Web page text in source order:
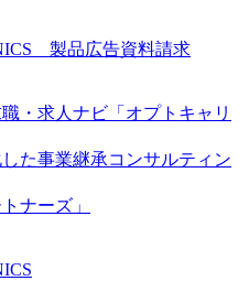
製品広告資料請求
・求人ナビ「オプトキャリ
た事業継承コンサルティン
ナーズ」